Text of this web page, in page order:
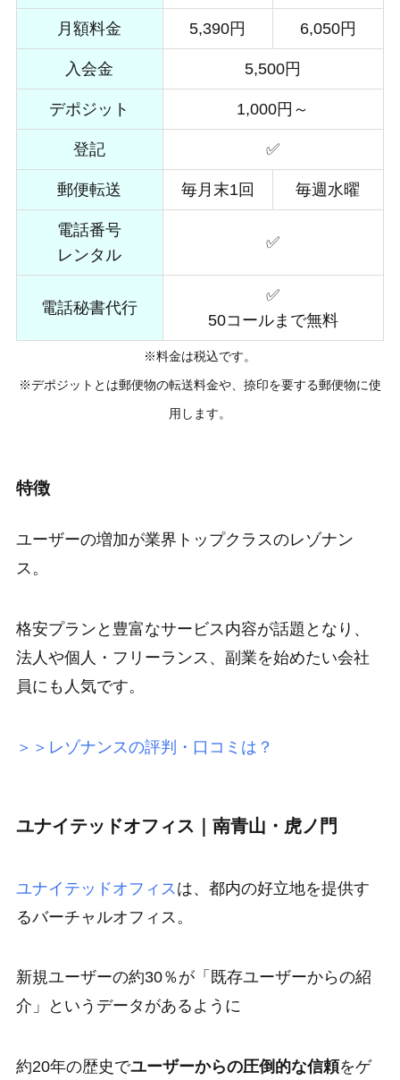
月額料金 5,390円 6,050円
入会金 5,500円
デポジット 1,000円～
登記 ✅
郵便転送 毎月末1回 毎週水曜
電話番号
レンタル
✅
電話秘書代行
✅
50コールまで無料
※料金は税込です。
※デポジットとは郵便物の転送料金や、捺印を要する郵便物に使
用します。
特徴
ユーザーの増加が業界トップクラスのレゾナン
ス。
格安プランと豊富なサービス内容が話題となり、
法人や個人・フリーランス、副業を始めたい会社
員にも人気です。
＞＞レゾナンスの評判・口コミは？
ユナイテッドオフィス｜南青山・虎ノ門
ユナイテッドオフィス は、都内の好立地を提供す
るバーチャルオフィス。
新規ユーザーの約30％が「 既存ユーザーからの紹
介 」というデータがあるように
約20年の歴史でユーザーからの圧倒的な信頼をゲ